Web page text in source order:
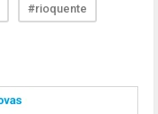
#rioquente